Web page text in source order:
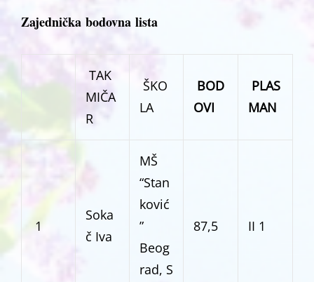
Zajednička bodovna lista
TAK
MIČA
R
ŠKO
LA
BOD
OVI
PLAS
MAN
1
Soka
č Iva
MŠ
“Stan
ković
”
Beog
rad, S
87,5 II 1